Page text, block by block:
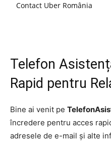
Contact Uber România
Telefon
Rapid pentru
Bine ai venit pe
încredere pentru acces
adresele de e-mail și alte